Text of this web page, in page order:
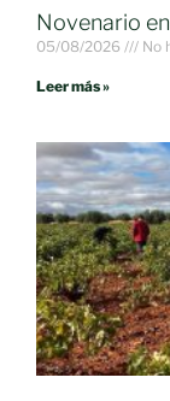
Novenario
05/08/2026 No
Leer más »